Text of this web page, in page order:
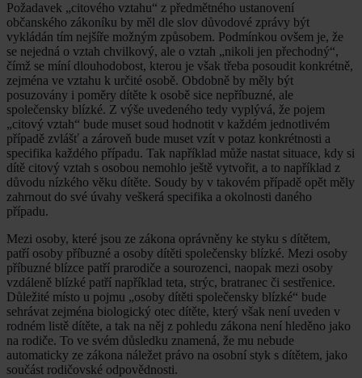
Požadavek „citového vztahu“ z předmětného ustanovení
občanského zákoníku by měl dle slov důvodové zprávy být
vykládán tím nejšíře možným způsobem. Podmínkou ovšem je, že
se nejedná o vztah chvilkový, ale o vztah „nikoli jen přechodný“,
čímž se míní dlouhodobost, kterou je však třeba posoudit konkrétně,
zejména ve vztahu k určité osobě. Obdobně by měly být
posuzovány i poměry dítěte k osobě sice nepříbuzné, ale
společensky blízké. Z výše uvedeného tedy vyplývá, že pojem
„citový vztah“ bude muset soud hodnotit v každém jednotlivém
případě zvlášť a zároveň bude muset vzít v potaz konkrétnosti a
specifika každého případu. Tak například může nastat situace, kdy si
dítě citový vztah s osobou nemohlo ještě vytvořit, a to například z
důvodu nízkého věku dítěte. Soudy by v takovém případě opět měly
zahrnout do své úvahy veškerá specifika a okolnosti daného
případu.
Mezi osoby, které jsou ze zákona oprávněny ke styku s dítětem,
patří osoby příbuzné a osoby dítěti společensky blízké. Mezi osoby
příbuzné blízce patří prarodiče a sourozenci, naopak mezi osoby
vzdáleně blízké patří například teta, strýc, bratranec či sestřenice.
Důležité místo u pojmu „osoby dítěti společensky blízké“ bude
sehrávat zejména biologický otec dítěte, který však není uveden v
rodném listě dítěte, a tak na něj z pohledu zákona není hleděno jako
na rodiče. To ve svém důsledku znamená, že mu nebude
automaticky ze zákona náležet právo na osobní styk s dítětem, jako
součást rodičovské odpovědnosti.